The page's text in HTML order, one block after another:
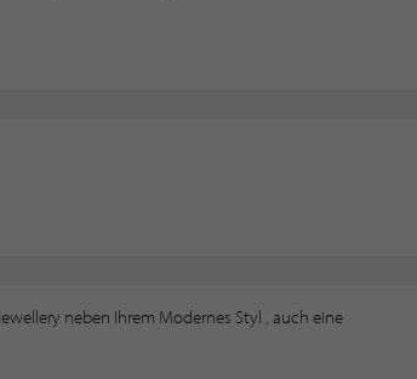
neben Ihrem Modernes Styl , auch eine